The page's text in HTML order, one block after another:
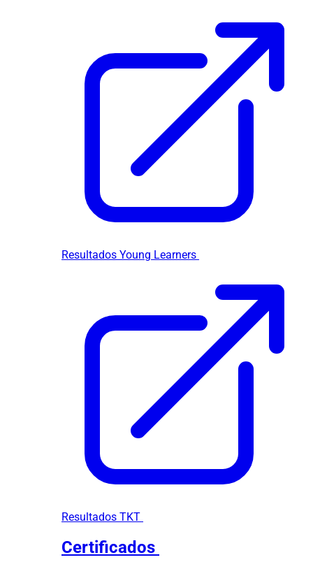
Resultados Young Learners
Resultados TKT
Certificados